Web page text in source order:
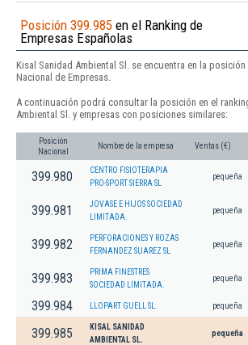
Posición 399.985 en el Ranking de
Empresas Españolas
Kisal Sanidad Ambiental Sl. se encuentra en la posición
Nacional de Empresas.
A continuación podrá consultar la posición en el
Ambiental Sl. y empresas con posiciones similares:
Posición
Nacional
Nombre de la empresa Ventas (€)
399.980
CENTRO FISIOTERAPIA
PRO-SPORT SIERRA SL
pequeña
399.981
JOVASE E HIJOS SOCIEDAD
LIMITADA.
pequeña
399.982
PERFORACIONES Y ROZAS
FERNANDEZ SUAREZ SL
pequeña
399.983
PRIMA FINESTRES
SOCIEDAD LIMITADA.
pequeña
399.984 LLOPART GUELL SL. pequeña
399.985
KISAL SANIDAD
AMBIENTAL SL.
pequeña